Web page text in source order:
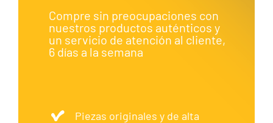
Compre sin preocupaciones con
nuestros productos auténticos y
un servicio de atención al cliente,
6 días a la semana
Piezas originales y de alta